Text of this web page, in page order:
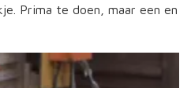
Prima te doen, maar een en